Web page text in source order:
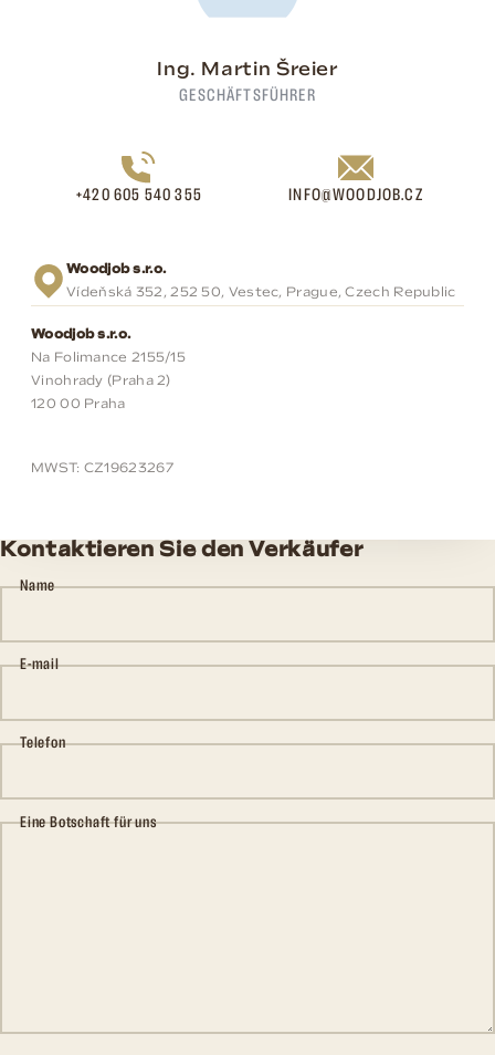
Ing. Martin Šreier
GESCHÄFTSFÜHRER
+420 605 540 355 INFO@WOODJOB.CZ
Woodjob s.r.o.
Vídeňská 352, 252 50, Vestec, Prague, Czech Republic
Woodjob s.r.o.
Na Folimance 2155/15
Vinohrady (Praha 2)
120 00 Praha
MWST: CZ19623267
Kontaktieren Sie den Verkäufer
Name
E-mail
Telefon
Eine Botschaft für uns